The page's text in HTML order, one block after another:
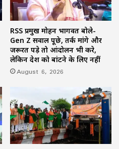
RSS प्रमुख मोहन भागवत बोले-
Gen Z सवाल पूछे, तर्क मांगे और
जरूरत पड़े तो आंदोलन भी करे,
लेकिन देश को बांटने के लिए नहीं
August 6, 2026